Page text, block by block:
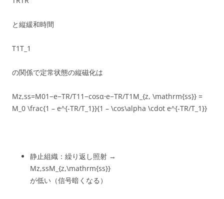
と縦緩和時間
T1T_1
の関係で定常状態の縦磁化は
Mz,ss=M01−e−TR/T11−cos⁡α⋅e−TR/T1M_{z, \mathrm{ss}} =
M_0 \frac{1 – e^{-TR/T_1}}{1 – \cos\alpha \cdot e^{-TR/T_1}}
静止組織：繰り返し照射 →
Mz,ssM_{z,\mathrm{ss}}
が低い（信号暗くなる）